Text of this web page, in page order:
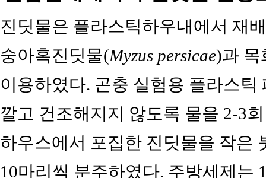
진딧물은 플라스틱하우내에서 재
숭아혹진딧물(Myzus persicae)과 목
이용하였다. 곤충 실험용 플라스
깔고 건조해지지 않도록 물을 2-3
하우스에서 포집한 진딧물을 작은
10마리씩 분주하였다. 주방세제는